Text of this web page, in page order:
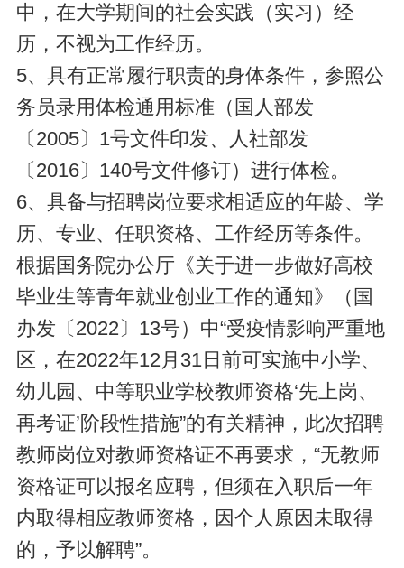
中，在大学期间的社会实践（实习）经
历，不视为工作经历。
5、具有正常履行职责的身体条件，参照公
务员录用体检通用标准（国人部发
〔2005〕1号文件印发、人社部发
〔2016〕140号文件修订）进行体检。
6、具备与招聘岗位要求相适应的年龄、学
历、专业、任职资格、工作经历等条件。
根据国务院办公厅《关于进一步做好高校
毕业生等青年就业创业工作的通知》（国
办发〔2022〕13号）中“受疫情影响严重地
区，在2022年12月31日前可实施中小学、
幼儿园、中等职业学校教师资格‘先上岗、
再考证’阶段性措施”的有关精神，此次招聘
教师岗位对教师资格证不再要求，“无教师
资格证可以报名应聘，但须在入职后一年
内取得相应教师资格，因个人原因未取得
的，予以解聘”。